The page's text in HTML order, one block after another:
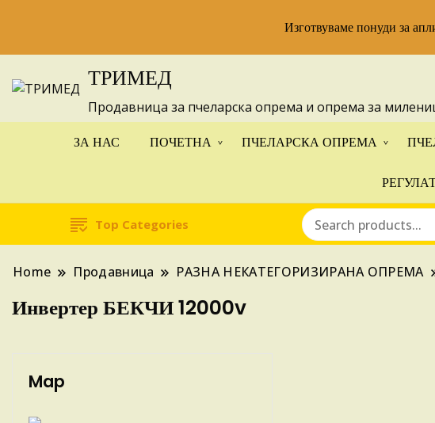
ТРИМЕД
Продавница за пчеларска опрема и опрема за
ЗА НАС ПОЧЕТНА ПЧЕЛАРСКА ОПРЕМА
Top Categories
Home Продавница РАЗНА НЕКАТЕГОРИЗИРАНА ОПРЕМА
Инвертер БЕКЧИ 12000v
Map
Изготвуваме понуди за